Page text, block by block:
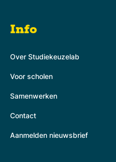
Info
Over Studiekeuzelab
Voor scholen
Samenwerken
Contact
Aanmelden nieuwsbrief